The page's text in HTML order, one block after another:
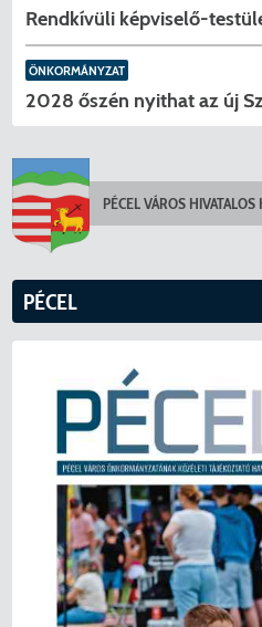
Rendkívüli képviselő-
ÖNKORMÁNYZAT
2028 őszén nyithat az új
PÉCEL VÁROS HIVATALOS
PÉCEL